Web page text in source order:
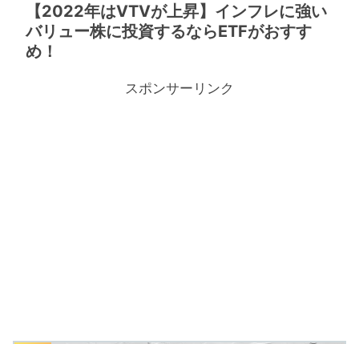
【2022年はVTVが上昇】インフレに強い
バリュー株に投資するならETFがおすす
め！
スポンサーリンク